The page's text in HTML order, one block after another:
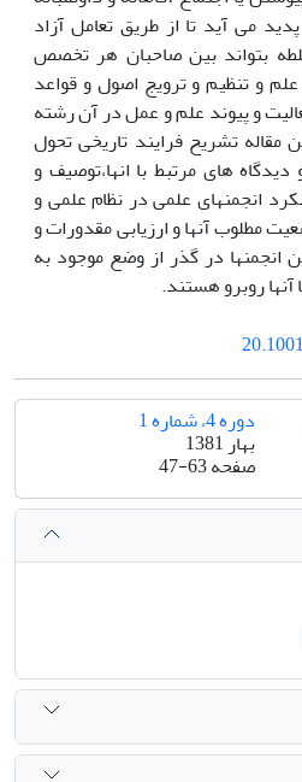
می آید تا از طریق تعامل آزاد
بتواند بین صاحبان هر تخصص
و تنظیم و ترویج اصول و قواعد
و پیوند علم و عمل در آن رشته
تشریح فرایند تاریخی تحول
های مرتبط با انها،توصیف و
انجمنهای علمی در نظام علمی و
مطلوب آنها و ارزیابی مقدورات و
در گذر از وضع موجود به
آنها روبرو هستند.
دوره 4، شماره 1
بهار 1381
صفحه47-63